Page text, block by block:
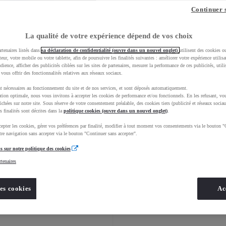
Hybride
La qualité de votre expérience dépend de vos choix
listés dans sa déclaration de confidentialité (ouvre dans un nouvel onglet) utilisent des cookies
votre mobile ou votre tablette, afin de poursuivre les finalités suivantes : améliorer votre expérience
afficher des publicités ciblées sur les sites de partenaires, mesurer la performance de ces publicités,
offrir des fonctionnalités relatives aux réseaux sociaux.
nécessaires au fonctionnement du site et de nos services, et sont déposés automatiquement.
optimale, nous vous invitons à accepter les cookies de performance et/ou fonctionnels. En les refusant,
sur notre site. Sous réserve de votre consentement préalable, des cookies tiers (publicité et réseaux
finalités sont décrites dans la politique cookies (ouvre dans un nouvel onglet)
les cookies, gérer vos préférences par finalité, modifier à tout moment vos consentements via le bouton
navigation sans accepter via le bouton "Continuer sans accepter".
sur notre politique des cookies
cookies
Continuer